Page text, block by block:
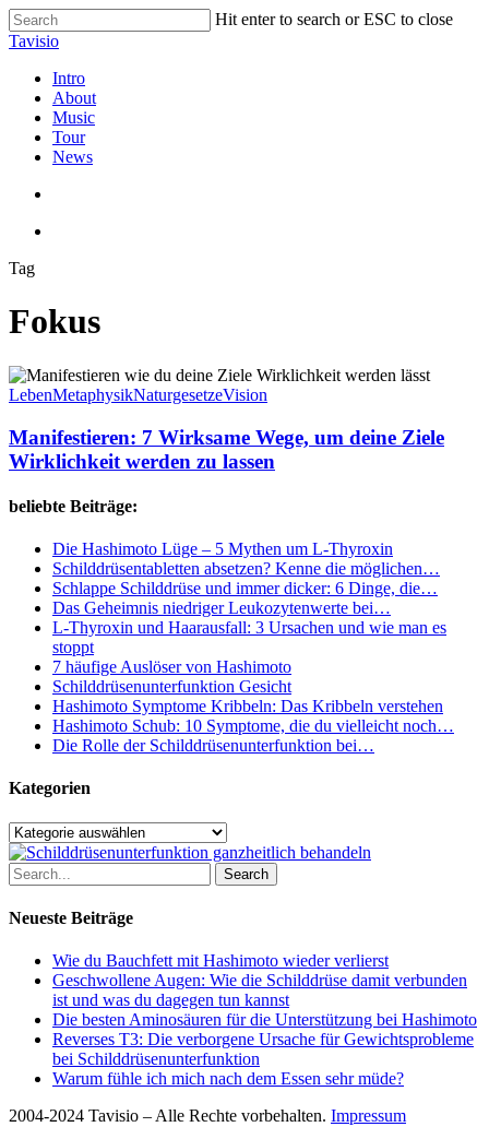
Skip
to
content
Hit enter to search or ESC to close
Close
Tavisio
search
Menu
Intro
About
Music
Tour
News
Tag
Fokus
Manifestieren:
7
Wege,
um
deine
Wirklichkeit
lassen
LebenMetaphysikNaturgesetzeVision
Manifestieren: 7 Wirksame Wege, um deine Ziele
Wirklichkeit werden zu lassen
beliebte Beiträge:
Die Hashimoto Lüge – 5 Mythen um L-Thyroxin
Schilddrüsentabletten absetzen? Kenne die möglichen…
Schlappe Schilddrüse und immer dicker: 6 Dinge, die…
Das Geheimnis niedriger Leukozytenwerte bei…
L-Thyroxin und Haarausfall: 3 Ursachen und wie man es
stoppt
7 häufige Auslöser von Hashimoto
Schilddrüsenunterfunktion Gesicht
Hashimoto Symptome Kribbeln: Das Kribbeln verstehen
Hashimoto Schub: 10 Symptome, die du vielleicht noch…
Die Rolle der Schilddrüsenunterfunktion bei…
Kategorien
Kategorien
Search
Neueste Beiträge
Wie du Bauchfett mit Hashimoto wieder verlierst
Geschwollene Augen: Wie die Schilddrüse damit verbunden
ist und was du dagegen tun kannst
Die besten Aminosäuren für die Unterstützung bei Hashimoto
Reverses T3: Die verborgene Ursache für Gewichtsprobleme
bei Schilddrüsenunterfunktion
Warum fühle ich mich nach dem Essen sehr müde?
2004-2024 Tavisio – Alle Rechte vorbehalten. Impressum